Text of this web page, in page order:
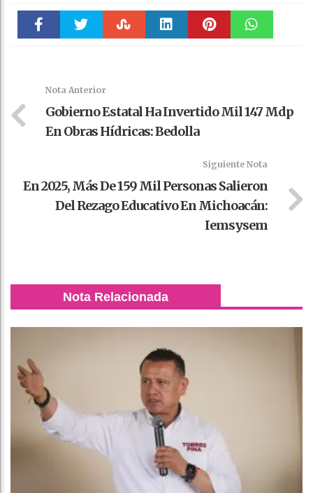
Nota Anterior
Gobierno Estatal Ha Invertido Mil 147 Mdp
En Obras Hídricas: Bedolla
Siguiente Nota
En 2025, Más De 159 Mil Personas Salieron
Del Rezago Educativo En Michoacán:
Iemsysem
Nota Relacionada